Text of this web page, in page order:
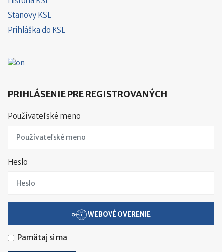
Stanovy KSL
Prihláška do KSL
PRIHLÁSENIE PRE REGISTROVANÝCH
Používateľské meno
Heslo
WEBOVÉ OVERENIE
Pamätaj si ma